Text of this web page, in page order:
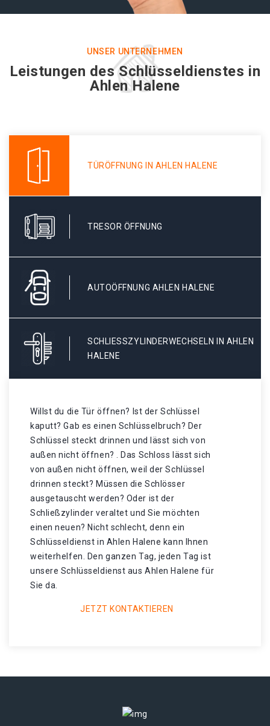
UNSER UNTERNEHMEN
Leistungen des Schlüsseldienstes in
Ahlen Halene
TÜRÖFFNUNG IN AHLEN HALENE
TRESOR ÖFFNUNG
AUTOÖFFNUNG AHLEN HALENE
SCHLIESSZYLINDERWECHSELN IN AHLEN H
ALENE
Willst du die Tür öffnen? Ist der Schlüssel
kaputt? Gab es einen Schlüsselbruch? Der
Schlüssel steckt drinnen und lässt sich von
außen nicht öffnen? . Das Schloss lässt sich
von außen nicht öffnen, weil der Schlüssel
drinnen steckt? Müssen die Schlösser
ausgetauscht werden? Oder ist der
Schließzylinder veraltet und Sie möchten
einen neuen? Nicht schlecht, denn ein
Schlüsseldienst in Ahlen Halene kann Ihnen
weiterhelfen. Den ganzen Tag, jeden Tag ist
unsere Schlüsseldienst aus Ahlen Halene für
Sie da.
JETZT KONTAKTIEREN